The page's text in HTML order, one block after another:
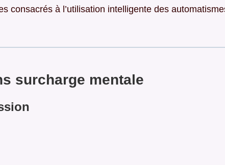
consacrés à l’utilisation intelligente des
surcharge mentale